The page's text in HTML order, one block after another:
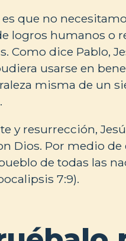
que no
logros humanos o
Como dice Pablo,
usarse en
misma de un
y resurrección,
Dios. Por medio
de todas las
7:9).